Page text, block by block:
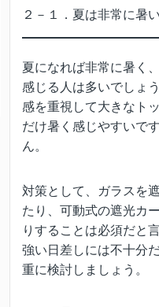
２－１．夏は非常に暑い
夏になれば非常に暑く
感じる人は多いでしょ
感を重視して大きなト
だけ暑く感じやすいで
ん。
対策として、ガラスを
たり、可動式の遮光カ
りすることは必須だと
強い日差しには不十分
重に検討しましょう。